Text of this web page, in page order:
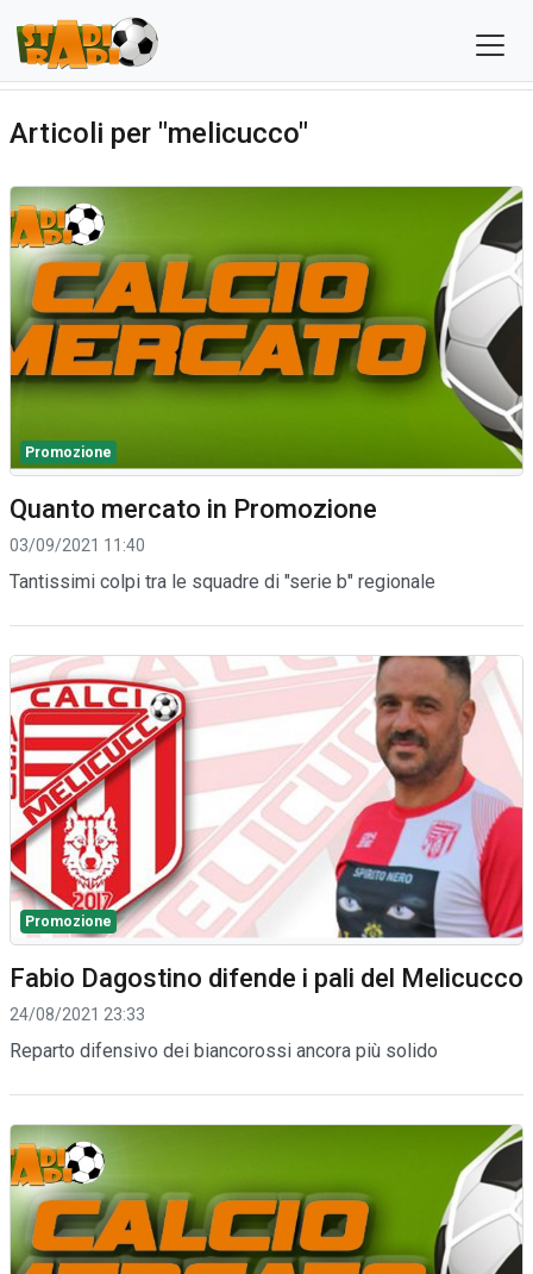
Articoli per "melicucco"
Promozione
Quanto mercato in Promozione
03/09/2021 11:40
Tantissimi colpi tra le squadre di "serie b" regionale
Promozione
Fabio Dagostino difende i pali del Melicucco
24/08/2021 23:33
Reparto difensivo dei biancorossi ancora più solido